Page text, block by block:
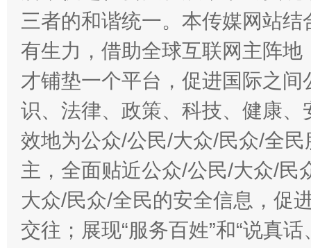
三者的和谐统一。本传媒网站
有生力，借助全球互联网主阵
才铺垫一个平台，促进国际之
识、法律、政策、科技、健康
效地为公众/公民/大众/民众/全
主，全面贴近公众/公民/大众/民
大众/民众/全民的安全信息，促
交往；展现“服务百姓”和“说真